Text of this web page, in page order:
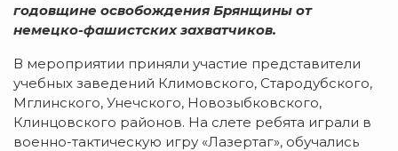
годовщине освобождения Брянщины от
немецко-фашистских захватчиков.
В мероприятии приняли участие представители
учебных заведений Климовского, Стародубского,
Мглинского, Унечского, Новозыбковского,
Клинцовского районов. На слете ребята играли в
военно-тактическую игру «Лазертаг», обучались